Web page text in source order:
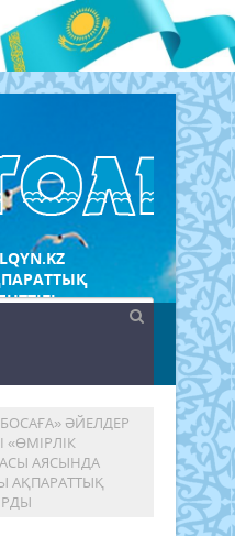
ӘЙЕЛДЕР
«ӨМІРЛІК
АЯСЫНДА
АҚПАРАТТЫҚ